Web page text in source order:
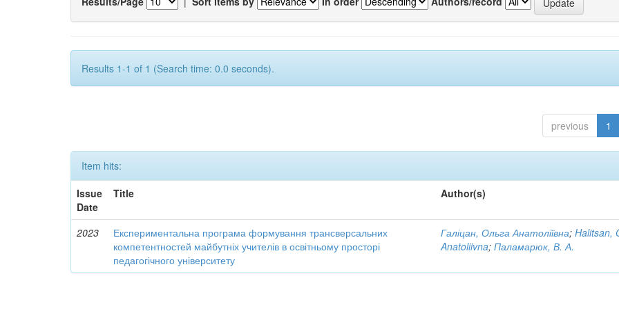
Results 1-1 of 1 (Search time: 0.0 seconds).
previous 1
Item hits:
Issue
Date
Title Author(s)
2023
Експериментальна програма формування трансверсальних
компетентностей майбутніх учителів в освітньому просторі
педагогічного університету
Галіцан, Ольга Анатоліївна;Halitsan,
Anatoliivna;Паламарюк, В. А.